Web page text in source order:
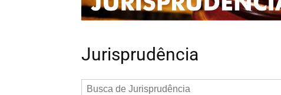
Jurisprudência